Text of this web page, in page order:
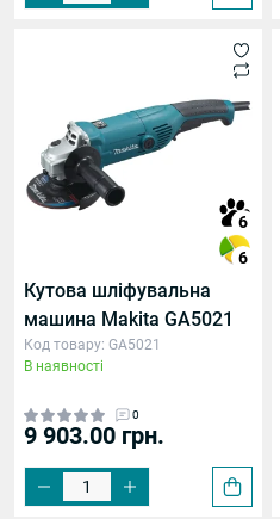
6
6
Кутова шліфувальна
машина Makita GA5021
Код товару: GA5021
В наявності
0
9 903.00 грн.